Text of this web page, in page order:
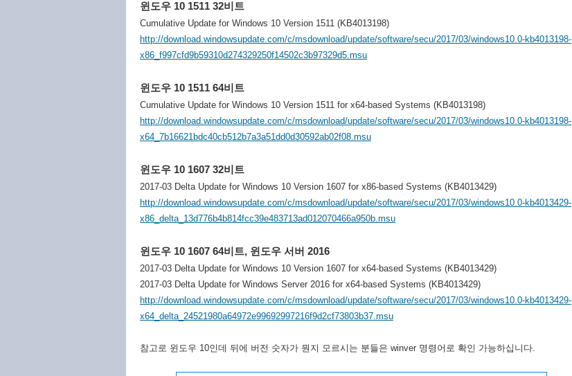
윈도우 10 1511 32비트
Cumulative Update for Windows 10 Version 1511 (KB4013198)
http://download.windowsupdate.com/c/msdownload/update/software/secu/2017/03/windows10.0-kb4013198-
x86_f997cfd9b59310d274329250f14502c3b97329d5.msu
윈도우 10 1511 64비트
Cumulative Update for Windows 10 Version 1511 for x64-based Systems (KB4013198)
http://download.windowsupdate.com/c/msdownload/update/software/secu/2017/03/windows10.0-kb4013198-
x64_7b16621bdc40cb512b7a3a51dd0d30592ab02f08.msu
윈도우 10 1607 32비트
2017-03 Delta Update for Windows 10 Version 1607 for x86-based Systems (KB4013429)
http://download.windowsupdate.com/c/msdownload/update/software/secu/2017/03/windows10.0-kb4013429-
x86_delta_13d776b4b814fcc39e483713ad012070466a950b.msu
윈도우 10 1607 64비트, 윈도우 서버 2016
2017-03 Delta Update for Windows 10 Version 1607 for x64-based Systems (KB4013429)
2017-03 Delta Update for Windows Server 2016 for x64-based Systems (KB4013429)
http://download.windowsupdate.com/c/msdownload/update/software/secu/2017/03/windows10.0-kb4013429-
x64_delta_24521980a64972e99692997216f9d2cf73803b37.msu
참고로 윈도우 10인데 뒤에 버전 숫자가 뭔지 모르시는 분들은 winver 명령어로 확인 가능하십니다.